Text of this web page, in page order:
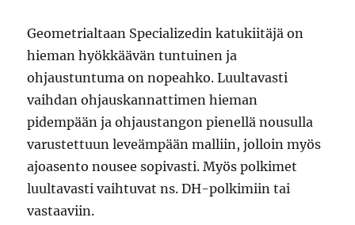
Geometrialtaan Specializedin katukiitäjä on
hieman hyökkäävän tuntuinen ja
ohjaustuntuma on nopeahko. Luultavasti
vaihdan ohjauskannattimen hieman
pidempään ja ohjaustangon pienellä nousulla
varustettuun leveämpään malliin, jolloin myös
ajoasento nousee sopivasti. Myös polkimet
luultavasti vaihtuvat ns. DH-polkimiin tai
vastaaviin.